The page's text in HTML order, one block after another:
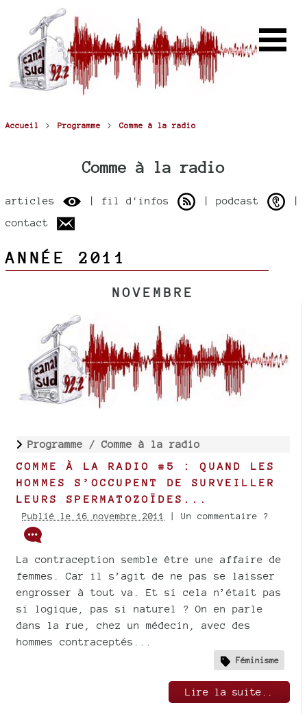
Accueil > Programme > Comme à la radio
Comme à la radio
articles | fil d'infos | podcast
|
contact
ANNÉE 2011
NOVEMBRE
Programme / Comme à la radio
COMME À LA RADIO #5 : QUAND LES
HOMMES S’OCCUPENT DE SURVEILLER
LEURS SPERMATOZOÏDES...
Publié le 16 novembre 2011 | Un commentaire ?
La contraception semble être une affaire de
femmes. Car il s’agit de ne pas se laisser
engrosser à tout va. Et si cela n’était pas
si logique, pas si naturel ? On en parle
dans la rue, chez un médecin, avec des
hommes contraceptés...
Féminisme
Lire la suite..